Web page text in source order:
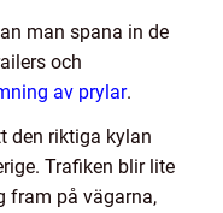
man spana in de
och
av prylar.
den riktiga kylan
Trafiken blir lite
fram på vägarna,